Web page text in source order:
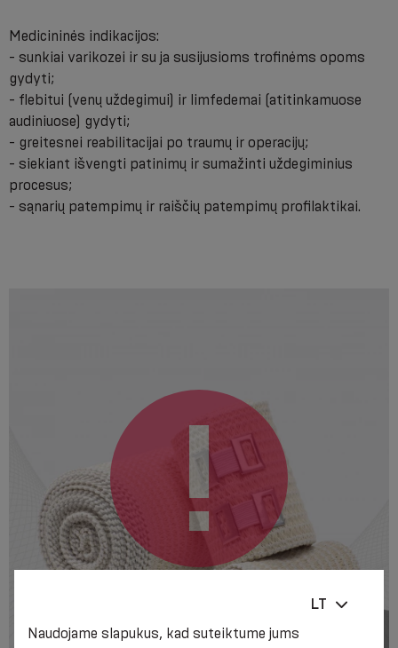
Medicininės indikacijos:
- sunkiai varikozei ir su ja susijusioms trofinėms opoms
gydyti;
- flebitui (venų uždegimui) ir limfedemai (atitinkamuose
audiniuose) gydyti;
- greitesnei reabilitacijai po traumų ir operacijų;
- siekiant išvengti patinimų ir sumažinti uždegiminius
procesus;
- sąnarių patempimų ir raiščių patempimų profilaktikai.
LT
Naudojame slapukus, kad suteiktume jums